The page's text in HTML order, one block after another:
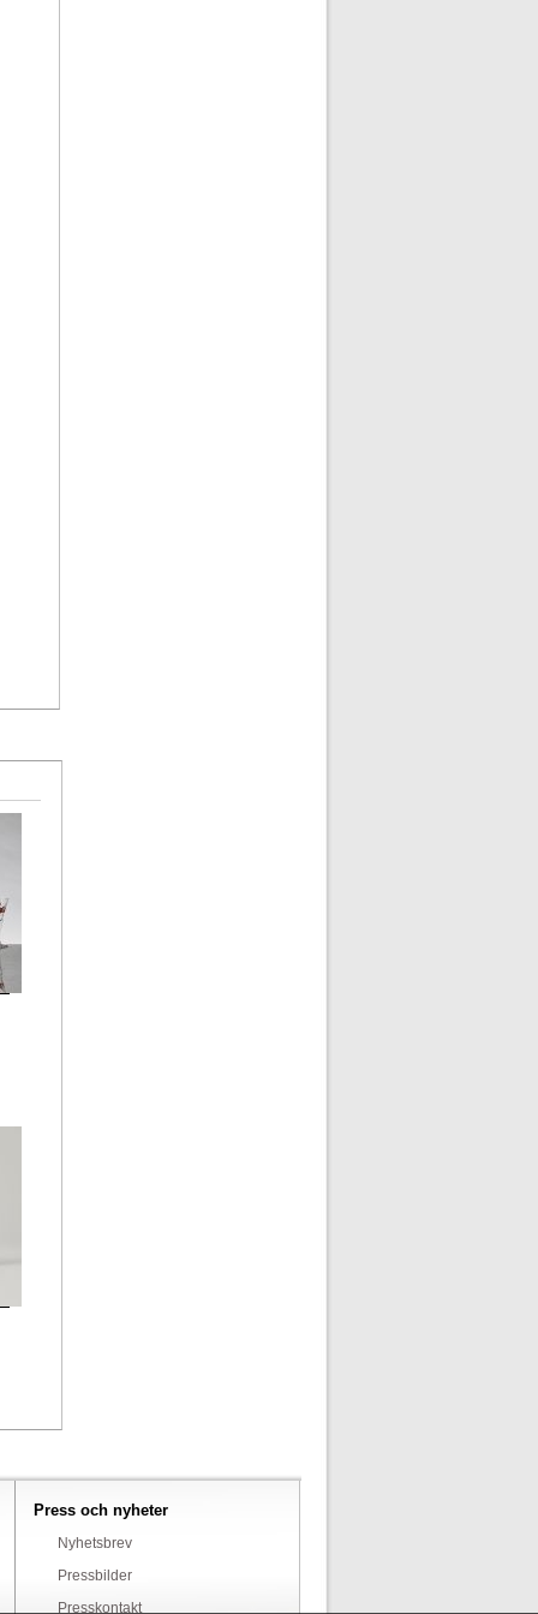
Press och nyheter
Nyhetsbrev
Pressbilder
Presskontakt